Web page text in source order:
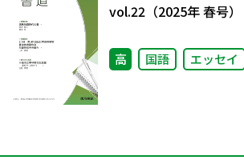
vol.22（2025年 春号）
高 国語 エッセイ